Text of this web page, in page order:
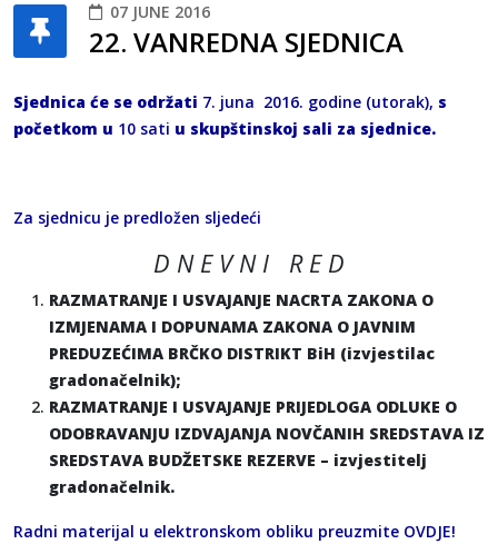
07 JUNE 2016
22. VANREDNA SJEDNICA
Sjednica će se održati 7. juna 2016. godine (utorak), s
početkom u 10 sati u skupštinskoj sali za sjednice.
Za sjednicu je predložen sljedeći
D N E V N I R E D
RAZMATRANJE I USVAJANJE NACRTA ZAKONA O
IZMJENAMA I DOPUNAMA ZAKONA O JAVNIM
PREDUZEĆIMA BRČKO DISTRIKT BiH (izvjestilac
gradonačelnik);
RAZMATRANJE I USVAJANJE PRIJEDLOGA ODLUKE O
ODOBRAVANJU IZDVAJANJA NOVČANIH SREDSTAVA IZ
SREDSTAVA BUDŽETSKE REZERVE – izvjestitelj
gradonačelnik.
Radni materijal u elektronskom obliku preuzmite OVDJE!